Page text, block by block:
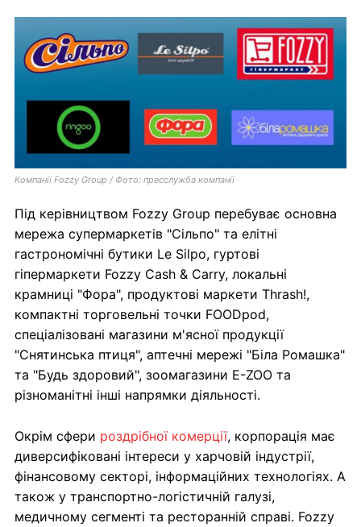
Компанії Fozzy Group / Фото: пресслужба компанії
Під керівництвом Fozzy Group перебуває основна
мережа супермаркетів "Сільпо" та елітні
гастрономічні бутики Le Silpo, гуртові
гіпермаркети Fozzy Cash & Carry, локальні
крамниці "Фора", продуктові маркети Thrash!,
компактні торговельні точки FOODpod,
спеціалізовані магазини м'ясної продукції
"Снятинська птиця", аптечні мережі "Біла Ромашка"
та "Будь здоровий", зоомагазини E-ZOO та
різноманітні інші напрямки діяльності.
Окрім сфери роздрібної комерції, корпорація має
диверсифіковані інтереси у харчовій індустрії,
фінансовому секторі, інформаційних технологіях. А
також у транспортно-логістичній галузі,
медичному сегменті та ресторанній справі. Fozzy